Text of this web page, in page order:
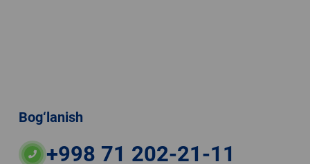
Bog‘lanish
+998 71 202-21-11